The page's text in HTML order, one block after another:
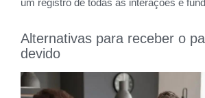
Alternativas para receber o
devido